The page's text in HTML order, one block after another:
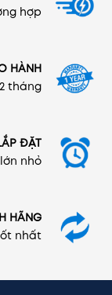
hợp
HÀNH
tháng
ĐẶT
nhỏ
HÃNG
nhất